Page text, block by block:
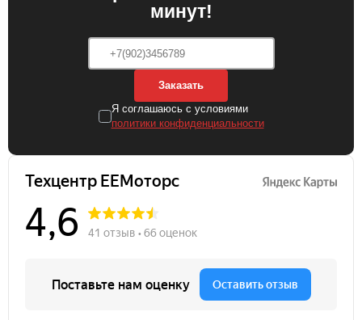
минут!
Заказать
Я соглашаюсь с условиями
политики конфиденциальности